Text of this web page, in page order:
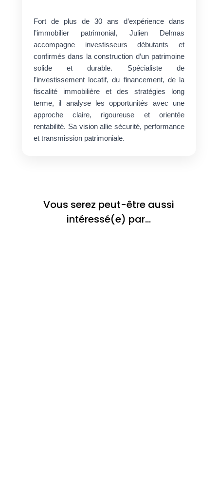
Fort de plus de 30 ans d’expérience dans
l’immobilier patrimonial, Julien Delmas
accompagne investisseurs débutants et
confirmés dans la construction d’un patrimoine
solide et durable. Spécialiste de
l’investissement locatif, du financement, de la
fiscalité immobilière et des stratégies long
terme, il analyse les opportunités avec une
approche claire, rigoureuse et orientée
rentabilité. Sa vision allie sécurité, performance
et transmission patrimoniale.
Vous serez peut-être aussi
intéressé(e) par…